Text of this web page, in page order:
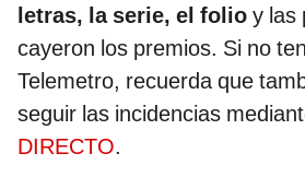
letras, la serie, el folio y las
cayeron los premios. Si no
Telemetro, recuerda que
seguir las incidencias
DIRECTO.